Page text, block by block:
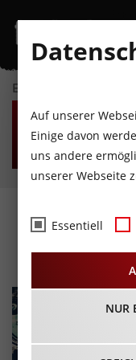
EVENTKALENDER
SO
9
AUGUST
MO
10
AUGUST
Auf unserer
Einige davon
uns andere
unserer Webseite
Essentiell
NUR